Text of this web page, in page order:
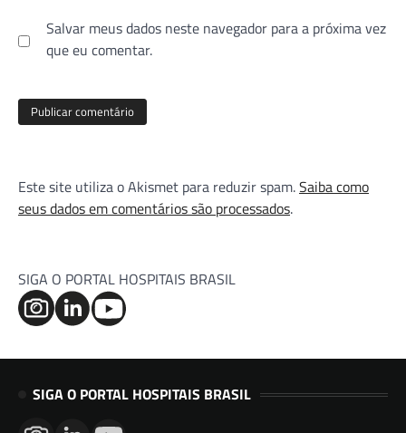
Salvar meus dados neste navegador para a próxima vez
que eu comentar.
Este site utiliza o Akismet para reduzir spam.Saiba como
seus dados em comentários são processados.
SIGA O PORTAL HOSPITAIS BRASIL
SIGA O PORTAL HOSPITAIS BRASIL